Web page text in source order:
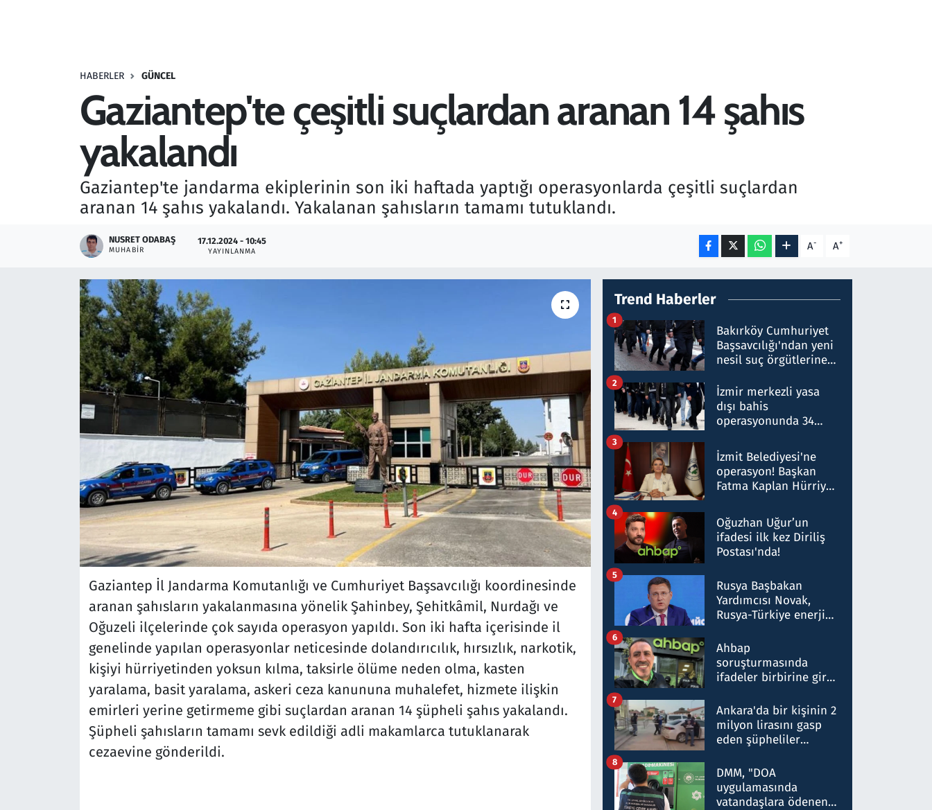
HABERLER GÜNCEL
Gaziantep'te çeşitli suçlardan aranan 14 şahıs
yakalandı
Gaziantep'te jandarma ekiplerinin son iki haftada yaptığı operasyonlarda çeşitli suçlardan
aranan 14 şahıs yakalandı. Yakalanan şahısların tamamı tutuklandı.
NUSRET ODABAŞ
MUHABIR
17.12.2024 - 10:45
YAYINLANMA A- A+
Gaziantep İl Jandarma Komutanlığı ve Cumhuriyet Başsavcılığı koordinesinde
aranan şahısların yakalanmasına yönelik Şahinbey, Şehitkâmil, Nurdağı ve
Oğuzeli ilçelerinde çok sayıda operasyon yapıldı. Son iki hafta içerisinde il
genelinde yapılan operasyonlar neticesinde dolandırıcılık, hırsızlık, narkotik,
kişiyi hürriyetinden yoksun kılma, taksirle ölüme neden olma, kasten
yaralama, basit yaralama, askeri ceza kanununa muhalefet, hizmete ilişkin
emirleri yerine getirmeme gibi suçlardan aranan 14 şüpheli şahıs yakalandı.
Şüpheli şahısların tamamı sevk edildiği adli makamlarca tutuklanarak
cezaevine gönderildi.
Trend Haberler
Bakırköy Cumhuriyet
Başsavcılığı'ndan yeni
nesil suç örgütlerine
hakkında gözaltı kararı
1
İzmir merkezli yasa
dışı bahis
operasyonunda 34
Milyar liralık para
trafiği tespit edildi
2
İzmit Belediyesi'ne
operasyon! Başkan
Fatma Kaplan Hürriyet
3
Oğuzhan Uğur’un
ifadesi ilk kez Diriliş
Postası'nda!
4
Rusya Başbakan
Yardımcısı Novak,
Rusya-Türkiye enerji
nitelikte olduğunu
belirtti
5
Ahbap
soruşturmasında
ifadeler birbirine girdi:
ifadelerinden ortaya
çıkan tablo şok etti
6
Ankara'da bir kişinin 2
milyon lirasını gasp
eden şüpheliler
7
DMM, "DOA
uygulamasında
vatandaşlara ödenen
8
Savunma Sanayi
Seçim 2023
Teknoloji ve Bilim
Televizyon